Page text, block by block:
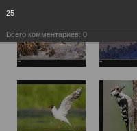
25
Всего комментариев: 0